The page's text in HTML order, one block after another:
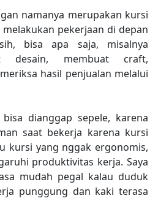
namanya merupakan kursi
pekerjaan di depan
bisa apa saja, misalnya
desain, membuat craft,
hasil penjualan melalui
dianggap sepele, karena
saat bekerja karena kursi
kursi yang nggak ergonomis,
produktivitas kerja. Saya
mudah pegal kalau duduk
punggung dan kaki terasa